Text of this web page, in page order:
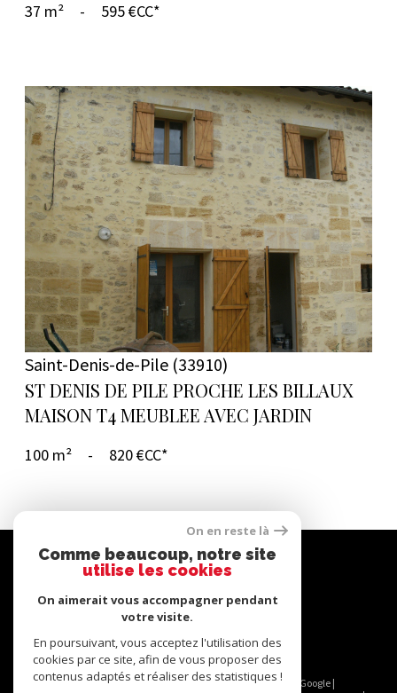
37 m² - 595 €CC*
VOIR LE BIEN
Saint-Denis-de-Pile (33910)
ST DENIS DE PILE PROCHE LES BILLAUX
MAISON T4 MEUBLEE AVEC JARDIN
100 m² - 820 €CC*
Se
connecter
espace propriétaire
© 2026 | Tous droits réservés | Traduction powered by Google |
On en reste là
Comme beaucoup, notre site
utilise les cookies
On aimerait vous accompagner pendant
votre visite.
En poursuivant, vous acceptez l'utilisation des
cookies par ce site, afin de vous proposer des
contenus adaptés et réaliser des statistiques !